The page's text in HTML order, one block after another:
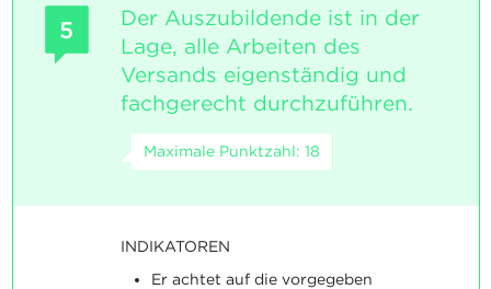
5
Der Auszubildende ist in der
Lage, alle Arbeiten des
Versands eigenständig und
fachgerecht durchzuführen.
Maximale Punktzahl: 18
INDIKATOREN
Er achtet auf die vorgegeben